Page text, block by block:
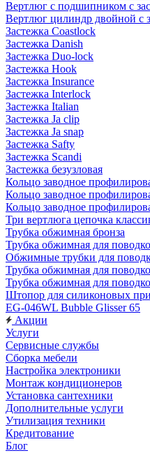
Вертлюг с подшипником с
Вертлюг цилиндр двойной с
Застежка Coastlock
Застежка Danish
Застежка Duo-lock
Застежка Hook
Застежка Insurance
Застежка Interlock
Застежка Italian
Застежка Ja clip
Застежка Ja snap
Застежка Safty
Застежка Scandi
Застежка безузловая
Кольцо заводное
Кольцо заводное
Кольцо заводное
Три вертлюга цепочка
Трубка обжимная бронза
Трубка обжимная для
Обжимные трубки для
Трубка обжимная для
Трубка обжимная для
Штопор для силиконовых
EG-046WL Bubble Glisser 65
Акции
Услуги
Сервисные службы
Сборка мебели
Настройка электроники
Монтаж кондиционеров
Установка сантехники
Дополнительные услуги
Утилизация техники
Кредитование
Блог